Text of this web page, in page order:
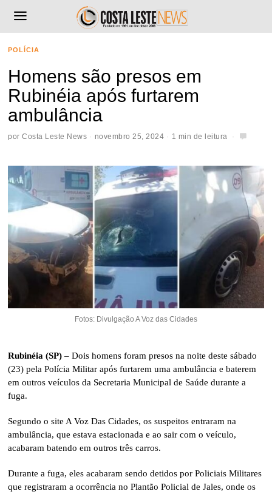
POLÍCIA
Homens são presos em
Rubinéia após furtarem
ambulância
porCosta Leste News novembro 25, 2024 1 min de leitura
Fotos: Divulgação A Voz das Cidades
Rubinéia (SP) – Dois homens foram presos na noite deste sábado
(23) pela Polícia Militar após furtarem uma ambulância e baterem
em outros veículos da Secretaria Municipal de Saúde durante a
fuga.
Segundo o site A Voz Das Cidades, os suspeitos entraram na
ambulância, que estava estacionada e ao sair com o veículo,
acabaram batendo em outros três carros.
Durante a fuga, eles acabaram sendo detidos por Policiais Militares
que registraram a ocorrência no Plantão Policial de Jales, onde os